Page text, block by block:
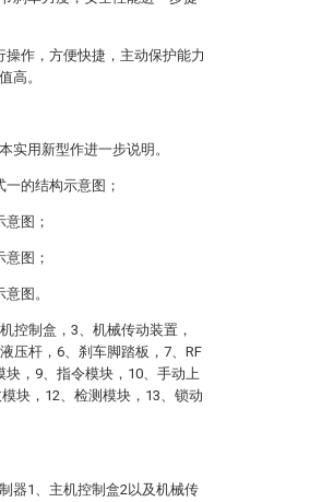
作，方便快捷，主动保护能力
高。
实用新型作进一步说明。
的结构示意图；
图；
图；
图。
控制盒，3、机械传动装置，
压杆，6、刹车脚踏板，7、RF
块，9、指令模块，10、手动上
块，12、检测模块，13、锁动
器1、主机控制盒2以及机械传